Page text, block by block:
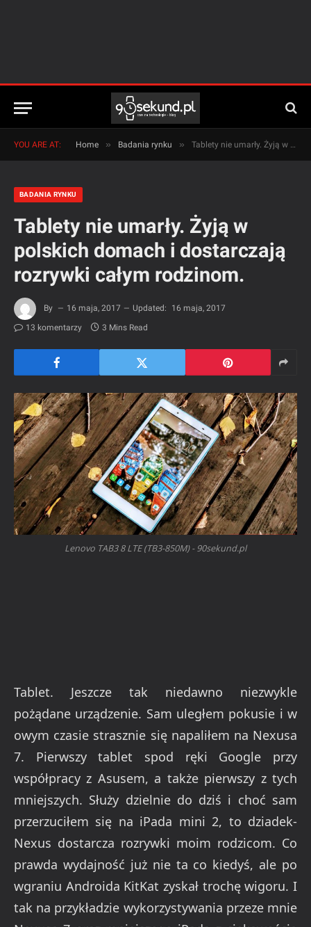
YOU ARE AT: Home » Badania rynku » Tablety nie umarły. Żyją w polskich domach i dostarczają rozrywki całym rodzinom.
BADANIA RYNKU
Tablety nie umarły. Żyją w
polskich domach i dostarczają
rozrywki całym rodzinom.
By 16 maja, 2017 Updated:
16 maja, 2017
13 komentarzy
3 Mins Read
Lenovo TAB3 8 LTE (TB3-850M) - 90sekund.pl
Tablet. Jeszcze tak niedawno niezwykle
pożądane urządzenie. Sam uległem pokusie i w
owym czasie strasznie się napaliłem na Nexusa
7. Pierwszy tablet spod ręki Google przy
współpracy z Asusem, a także pierwszy z tych
mniejszych. Służy dzielnie do dziś i choć sam
przerzuciłem się na iPada mini 2, to dziadek-
Nexus dostarcza rozrywki moim rodzicom. Co
prawda wydajność już nie ta co kiedyś, ale po
wgraniu Androida KitKat zyskał trochę wigoru. I
tak na przykładzie wykorzystywania przeze mnie